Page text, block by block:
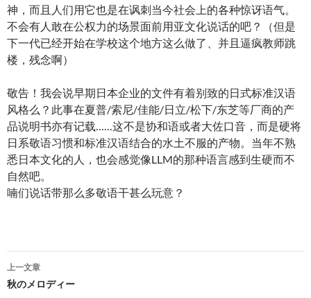
神，而且人们用它也是在讽刺当今社会上的各种惊讶语气。
不会有人敢在公权力的场景面前用亚文化说话的吧？（但是
下一代已经开始在学校这个地方这么做了、并且逼疯教师跳
楼，残念啊）
敬告！我会说早期日本企业的文件有着别致的日式标准汉语
风格么？此事在夏普/索尼/佳能/日立/松下/东芝等厂商的产
品说明书亦有记载……这不是协和语或者大佐口音，而是硬将
日系敬语习惯和标准汉语结合的水土不服的产物。当年不熟
悉日本文化的人，也会感觉像LLM的那种语言感到生硬而不
自然吧。
喃们说话带那么多敬语干甚么玩意？
文
章
上一文章
秋のメロディー